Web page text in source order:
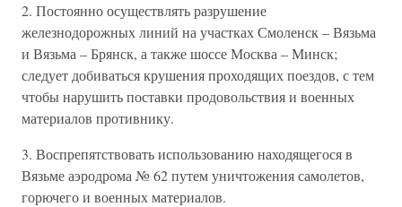
2. Постоянно осуществлять разрушение
железнодорожных линий на участках Смоленск – Вязьма
и Вязьма – Брянск, а также шоссе Москва – Минск;
следует добиваться крушения проходящих поездов, с тем
чтобы нарушить поставки продовольствия и военных
материалов противнику.
3. Воспрепятствовать использованию находящегося в
Вязьме аэродрома № 62 путем уничтожения самолетов,
горючего и военных материалов.